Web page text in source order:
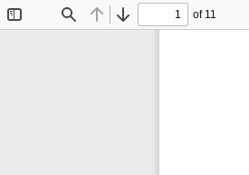
Find Previous
Next
of 11